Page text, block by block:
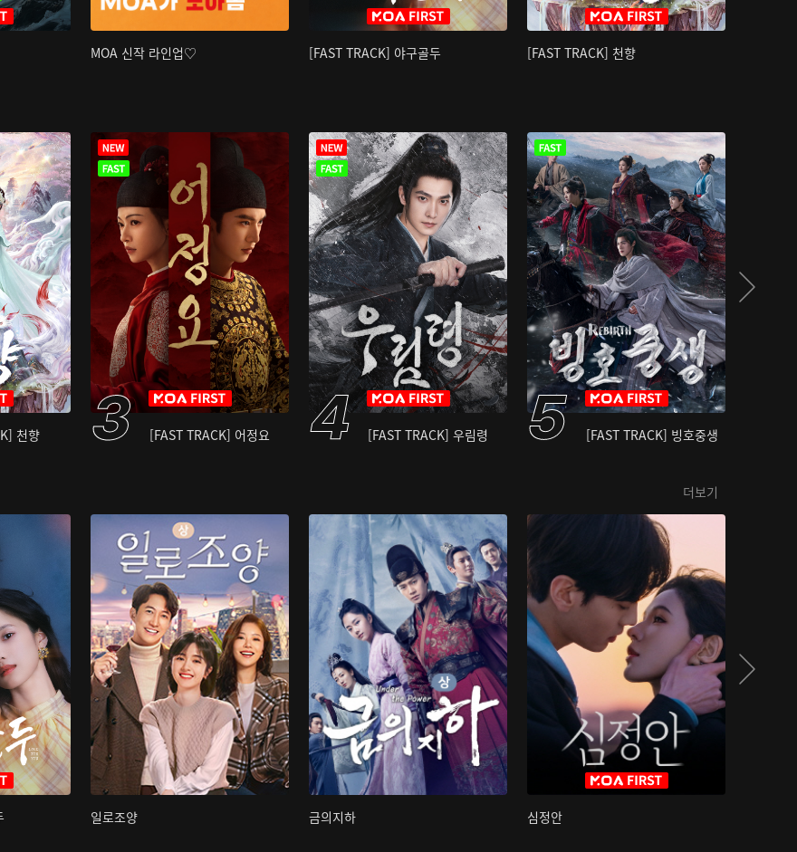
MOA 신작 라인업♡ [FAST TRACK] 야구골두 [FAST TRACK] 천향
천향 [FAST TRACK] 어정요 [FAST TRACK] 우림령 [FAST TRACK] 빙호중생
더보기
일로조양 금의지하 심정안